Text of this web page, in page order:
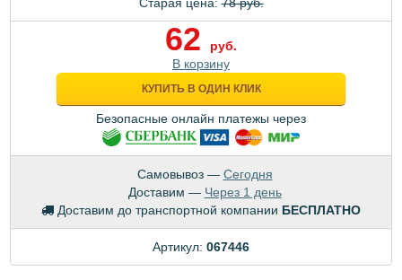
62
руб.
В корзину
КУПИТЬ В ОДИН КЛИК
Безопасные онлайн платежы через
Самовывоз — Сегодня
Доставим — Через 1 день
Доставим до транспортной компании БЕСПЛАТНО
Артикул: 067446